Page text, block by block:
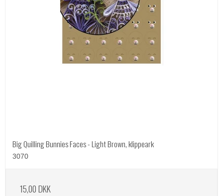
Big Quilling Bunnies Faces - Light Brown, klippeark
3070
15,00 DKK